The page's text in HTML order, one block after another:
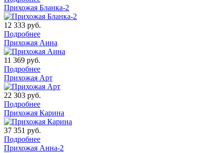
Прихожая Бланка-2
12 333 руб.
Подробнее
Прихожая Аина
11 369 руб.
Подробнее
Прихожая Арт
22 303 руб.
Подробнее
Прихожая Карина
37 351 руб.
Подробнее
Прихожая Анна-2